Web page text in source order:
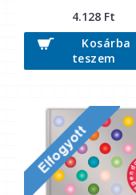
4.128 Ft
Kosárba
teszem